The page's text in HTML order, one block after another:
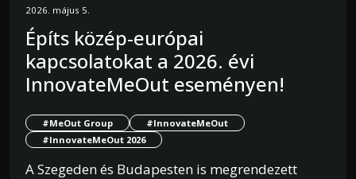
2026. május 5.
Építs közép-európai
kapcsolatokat a 2026. évi
InnovateMeOut eseményen!
#MeOut Group
#InnovateMeOut
#InnovateMeOut 2026
A Szegeden és Budapesten is megrendezett